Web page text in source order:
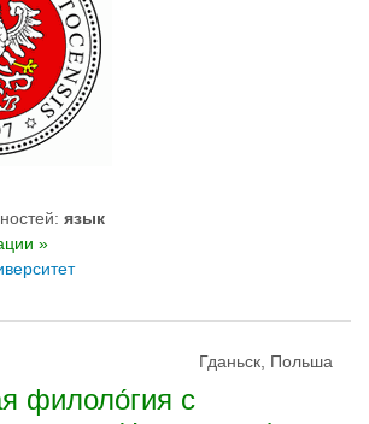
язык
»
Гданьск, Польша
филоло́гия с